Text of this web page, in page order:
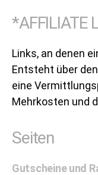
*AFFILIATE
Links, an denen
Entsteht über
eine
Mehrkosten und
Seiten
Gutscheine und